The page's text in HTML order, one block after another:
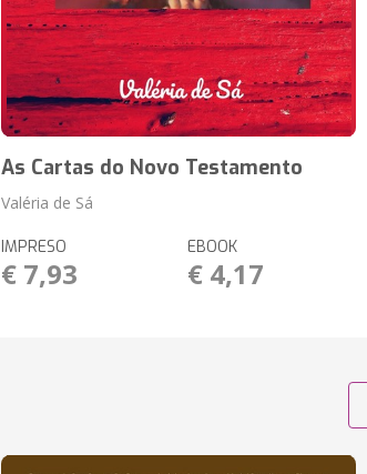
As Cartas do Novo Testamento
Valéria de Sá
IMPRESO
€ 7,93
EBOOK
€ 4,17